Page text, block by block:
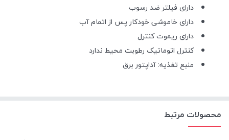
دارای فیلتر ضد رسوب
دارای خاموشی خودکار پس از اتمام آب
دارای ریموت کنترل
کنترل اتوماتیک رطوبت محیط ندارد
منبع تغذیه: آداپتور برق
محصولات مرتبط